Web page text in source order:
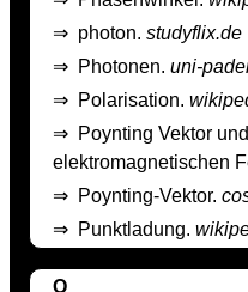
⇒ photon. studyflix.de
⇒ Photonen. uni-
⇒ Polarisation.
⇒ Poynting Vektor
elektromagnetischen
⇒ Poynting-Vektor.
⇒ Punktladung.
Q